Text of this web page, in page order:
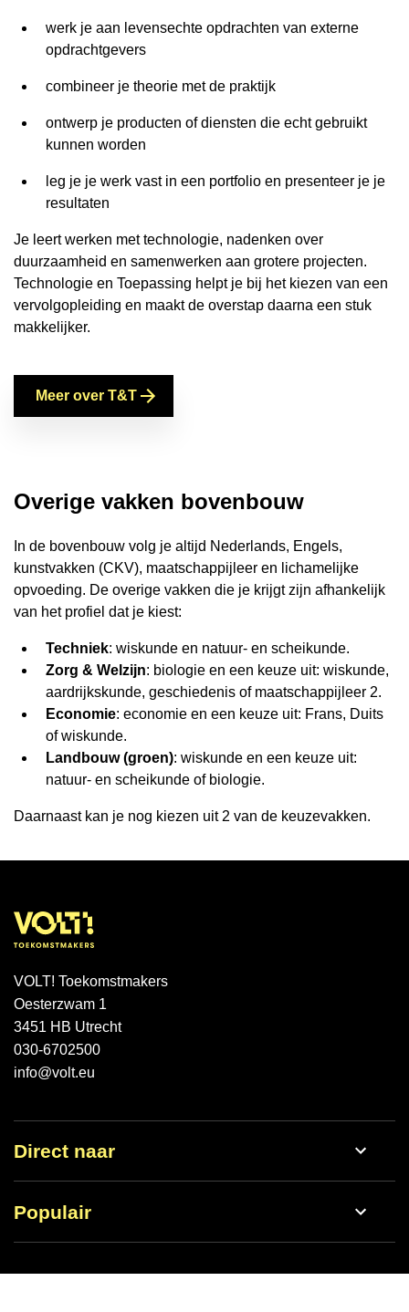
werk je aan levensechte opdrachten van externe
opdrachtgevers
combineer je theorie met de praktijk
ontwerp je producten of diensten die echt gebruikt
kunnen worden
leg je je werk vast in een portfolio en presenteer je je
resultaten
Je leert werken met technologie, nadenken over
duurzaamheid en samenwerken aan grotere projecten.
Technologie en Toepassing helpt je bij het kiezen van een
vervolgopleiding en maakt de overstap daarna een stuk
makkelijker.
Meer over T&T
Overige vakken bovenbouw
In de bovenbouw volg je altijd Nederlands, Engels,
kunstvakken (CKV), maatschappijleer en lichamelijke
opvoeding. De overige vakken die je krijgt zijn afhankelijk
van het profiel dat je kiest:
Techniek: wiskunde en natuur- en scheikunde.
Zorg & Welzijn: biologie en een keuze uit: wiskunde,
aardrijkskunde, geschiedenis of maatschappijleer 2.
Economie: economie en een keuze uit: Frans, Duits
of wiskunde.
Landbouw (groen): wiskunde en een keuze uit:
natuur- en scheikunde of biologie.
Daarnaast kan je nog kiezen uit 2 van de keuzevakken.
VOLT! Toekomstmakers
Oesterzwam 1
3451 HB Utrecht
030-6702500
info@volt.eu
Direct naar
Populair